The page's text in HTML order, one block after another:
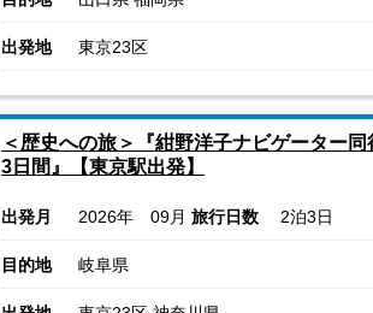
出発地 東京23区
＜歴史への旅＞『紺野洋子ナビゲータ
3日間』【東京駅出発】
出発月 2026年 09月 旅行日数 2泊3日
目的地 岐阜県